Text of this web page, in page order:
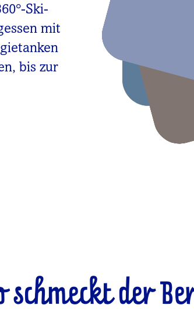
Ski-
mit
bis zur
schmeckt der